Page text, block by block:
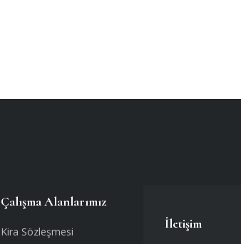
Çalışma Alanlarımız
Kira Sözleşmesi
İletişim